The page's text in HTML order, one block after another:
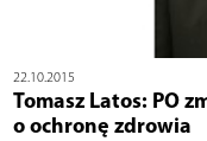
22.10.2015
Tomasz Latos: PO
o ochronę zdrowia